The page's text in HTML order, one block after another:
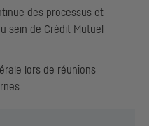
des processus et
sein de Crédit Mutuel
lors de réunions